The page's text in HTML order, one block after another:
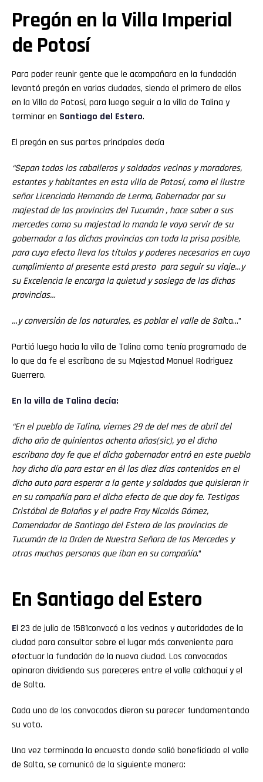
Pregón en la Villa Imperial
de Potosí
Para poder reunir gente que le acompañara en la fundación
levantó pregón en varias ciudades, siendo el primero de ellos
en la Villa de Potosí, para luego seguir a la villa de Talina y
terminar en Santiago del Estero.
El pregón en sus partes principales decía
“Sepan todos los caballeros y soldados vecinos y moradores,
estantes y habitantes en esta villa de Potosí, como el ilustre
señor Licenciado Hernando de Lerma, Gobernador por su
majestad de las provincias del Tucumán , hace saber a sus
mercedes como su majestad lo manda le vaya servir de su
gobernador a las dichas provincias con toda la prisa posible,
para cuyo efecto lleva los títulos y poderes necesarios en cuyo
cumplimiento al presente está presto para seguir su viaje…y
su Excelencia le encarga la quietud y sosiego de las dichas
provincias…
…y conversión de los naturales, es poblar el valle de Salta…”
Partió luego hacia la villa de Talina como tenía programado de
lo que da fe el escribano de su Majestad Manuel Rodriguez
Guerrero.
En la villa de Talina decía:
“En el pueblo de Talina, viernes 29 de del mes de abril del
dicho año de quinientos ochenta años(sic), yo el dicho
escribano doy fe que el dicho gobernador entró en este pueblo
hoy dicho día para estar en él los diez días contenidos en el
dicho auto para esperar a la gente y soldados que quisieran ir
en su compañía para el dicho efecto de que doy fe. Testigos
Cristóbal de Bolaños y el padre Fray Nicolás Gómez,
Comendador de Santiago del Estero de las provincias de
Tucumán de la Orden de Nuestra Señora de las Mercedes y
otras muchas personas que iban en su compañía.”
En Santiago del Estero
El 23 de julio de 1581convocó a los vecinos y autoridades de la
ciudad para consultar sobre el lugar más conveniente para
efectuar la fundación de la nueva ciudad. Los convocados
opinaron dividiendo sus pareceres entre el valle calchaquí y el
de Salta.
Cada uno de los convocados dieron su parecer fundamentando
su voto.
Una vez terminada la encuesta donde salió beneficiado el valle
de Salta, se comunicó de la siguiente manera: